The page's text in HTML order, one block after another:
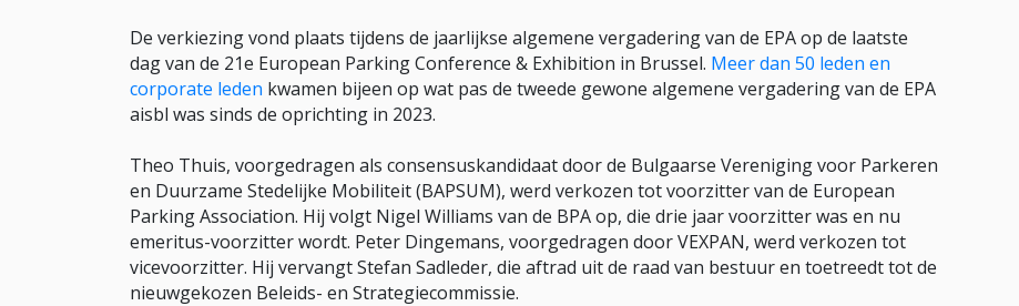
De verkiezing vond plaats tijdens de jaarlijkse algemene vergadering van de EPA op de laatste
dag van de 21e European Parking Conference & Exhibition in Brussel. Meer dan 50 leden en
corporate leden kwamen bijeen op wat pas de tweede gewone algemene vergadering van de EPA
aisbl was sinds de oprichting in 2023.
Theo Thuis, voorgedragen als consensuskandidaat door de Bulgaarse Vereniging voor Parkeren
en Duurzame Stedelijke Mobiliteit (BAPSUM), werd verkozen tot voorzitter van de European
Parking Association. Hij volgt Nigel Williams van de BPA op, die drie jaar voorzitter was en nu
emeritus-voorzitter wordt. Peter Dingemans, voorgedragen door VEXPAN, werd verkozen tot
vicevoorzitter. Hij vervangt Stefan Sadleder, die aftrad uit de raad van bestuur en toetreedt tot de
nieuwgekozen Beleids- en Strategiecommissie.